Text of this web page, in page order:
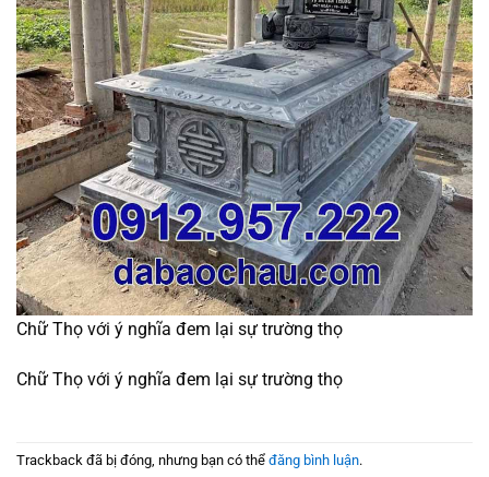
Chữ Thọ với ý nghĩa đem lại sự trường thọ
Chữ Thọ với ý nghĩa đem lại sự trường thọ
Trackback đã bị đóng, nhưng bạn có thể đăng bình luận.